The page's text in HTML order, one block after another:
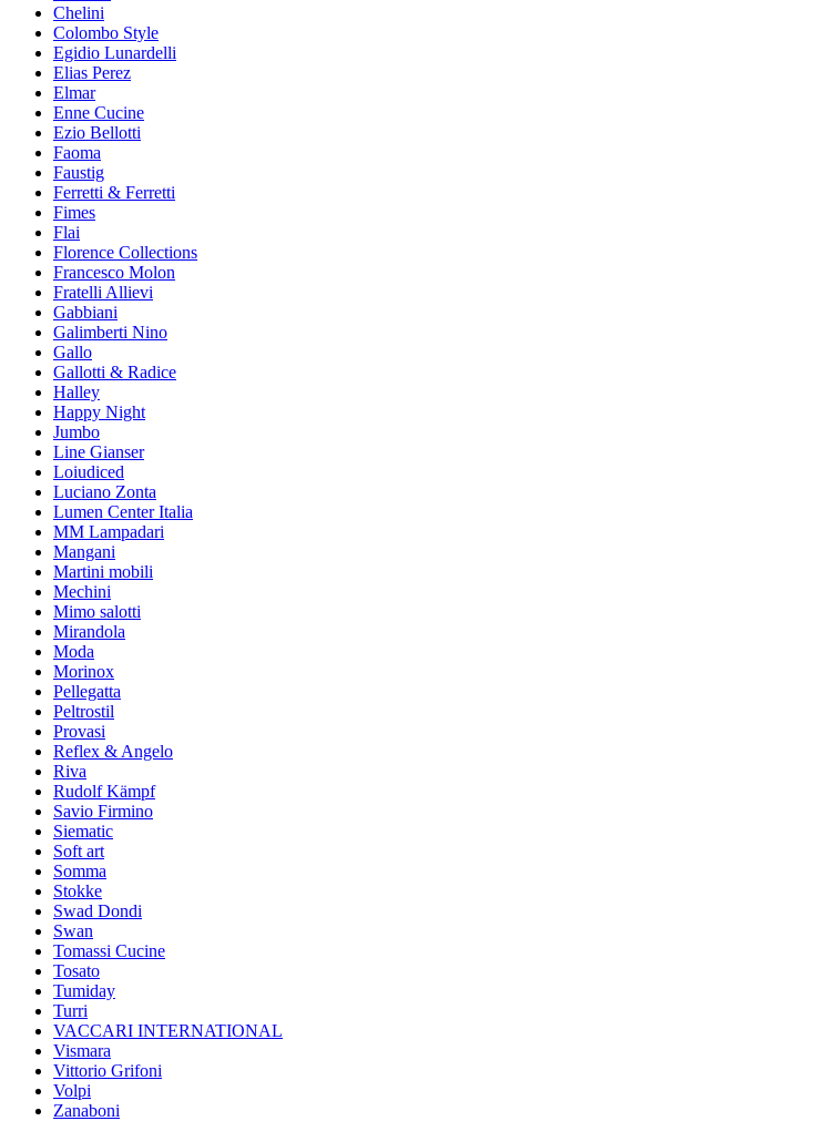
Chelini
Colombo Style
Egidio Lunardelli
Elias Perez
Elmar
Enne Cucine
Ezio Bellotti
Faoma
Faustig
Ferretti & Ferretti
Fimes
Flai
Florence Collections
Francesco Molon
Fratelli Allievi
Gabbiani
Galimberti Nino
Gallo
Gallotti & Radice
Halley
Happy Night
Jumbo
Line Gianser
Loiudiced
Luciano Zonta
Lumen Center Italia
MM Lampadari
Mangani
Martini mobili
Mechini
Mimo salotti
Mirandola
Moda
Morinox
Pellegatta
Peltrostil
Provasi
Reflex & Angelo
Riva
Rudolf Kämpf
Savio Firmino
Siematic
Soft art
Somma
Stokke
Swad Dondi
Swan
Tomassi Cucine
Tosato
Tumiday
Turri
VACCARI INTERNATIONAL
Vismara
Vittorio Grifoni
Volpi
Zanaboni